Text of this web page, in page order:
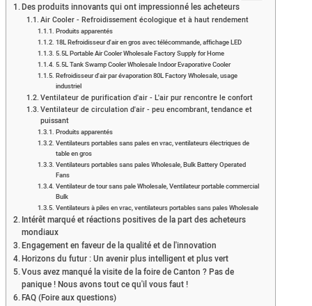
Des produits innovants qui ont impressionné les acheteurs
Air Cooler - Refroidissement écologique et à haut rendement
Produits apparentés
18L Refroidisseur d'air en gros avec télécommande, affichage LED
5.5L Portable Air Cooler Wholesale Factory Supply for Home
5.5L Tank Swamp Cooler Wholesale Indoor Evaporative Cooler
Refroidisseur d'air par évaporation 80L Factory Wholesale, usage
industriel
Ventilateur de purification d'air - L'air pur rencontre le confort
Ventilateur de circulation d'air - peu encombrant, tendance et
puissant
Produits apparentés
Ventilateurs portables sans pales en vrac, ventilateurs électriques de
table en gros
Ventilateurs portables sans pales Wholesale, Bulk Battery Operated
Fans
Ventilateur de tour sans pale Wholesale, Ventilateur portable commercial
Bulk
Ventilateurs à piles en vrac, ventilateurs portables sans pales Wholesale
Intérêt marqué et réactions positives de la part des acheteurs
mondiaux
Engagement en faveur de la qualité et de l'innovation
Horizons du futur : Un avenir plus intelligent et plus vert
Vous avez manqué la visite de la foire de Canton ? Pas de
panique ! Nous avons tout ce qu'il vous faut !
FAQ (Foire aux questions)